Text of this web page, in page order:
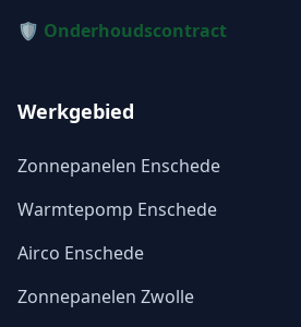
🛡️ Onderhoudscontract
Werkgebied
Zonnepanelen Enschede
Warmtepomp Enschede
Airco Enschede
Zonnepanelen Zwolle